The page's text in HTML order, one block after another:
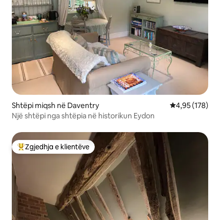
Shtëpi miqsh në Daventry Vlerësimi
4,95 (178)
Një shtëpi nga shtëpia në historikun Eydon
Më të mirat e zgjedhjeve të klientëve
Zgjedhja e klientëve